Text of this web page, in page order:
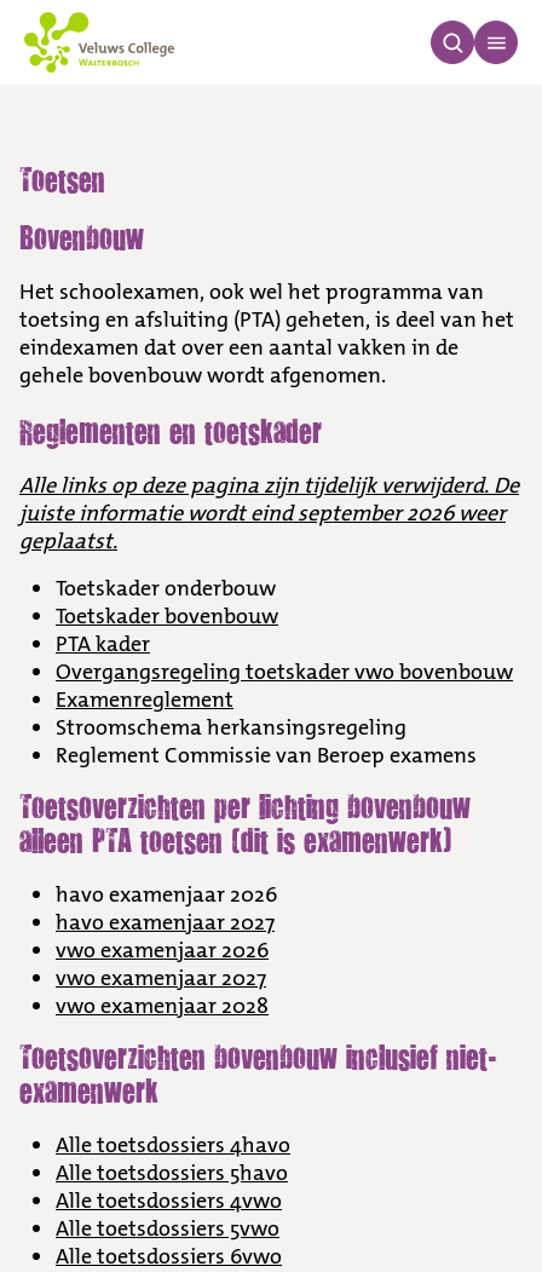
Toetsen 2025-2026
Toetsen
Bovenbouw
Het schoolexamen, ook wel het programma van
toetsing en afsluiting (PTA) geheten, is deel van het
eindexamen dat over een aantal vakken in de
gehele bovenbouw wordt afgenomen.
Reglementen en toetskader
Alle links op deze pagina zijn tijdelijk verwijderd. De
juiste informatie wordt eind september 2026 weer
geplaatst.
Toetskader onderbouw
Toetskader bovenbouw
PTA kader
Overgangsregeling toetskader vwo bovenbouw
Examenreglement
Stroomschema herkansingsregeling
Reglement Commissie van Beroep examens
Toetsoverzichten per lichting bovenbouw
alleen PTA toetsen (dit is examenwerk)
havo examenjaar 2026
havo examenjaar 2027
vwo examenjaar 2026
vwo examenjaar 2027
vwo examenjaar 2028
Toetsoverzichten bovenbouw inclusief niet-
examenwerk
Alle toetsdossiers 4havo
Alle toetsdossiers 5havo
Alle toetsdossiers 4vwo
Alle toetsdossiers 5vwo
Alle toetsdossiers 6vwo